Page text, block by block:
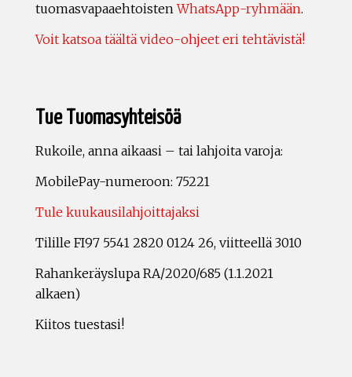
tuomasvapaaehtoistenWhatsApp-ryhmään.
Voit katsoa täältä video-ohjeet eri tehtävistä!
Tue Tuomasyhteisöä
Rukoile, anna aikaasi – tai lahjoita varoja:
MobilePay-numeroon: 75221
Tule kuukausilahjoittajaksi
Tilille FI97 5541 2820 0124 26, viitteellä 3010
Rahankeräyslupa RA/2020/685 (1.1.2021
alkaen)
Kiitos tuestasi!